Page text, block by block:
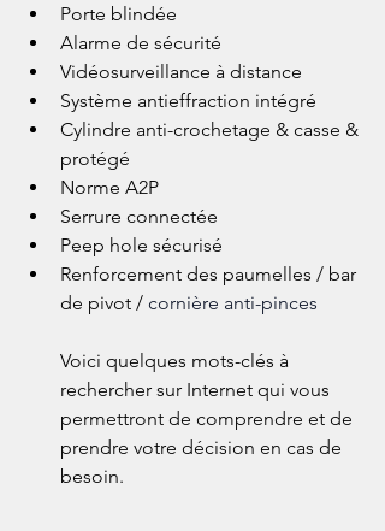
Porte blindée
Alarme de sécurité
Vidéosurveillance à distance
Système antieffraction intégré
Cylindre anti-crochetage & casse &
protégé
Norme A2P
Serrure connectée
Peep hole sécurisé
Renforcement des paumelles / bar
de pivot / cornière anti-pinces
Voici quelques mots-clés à
rechercher sur Internet qui vous
permettront de comprendre et de
prendre votre décision en cas de
besoin.